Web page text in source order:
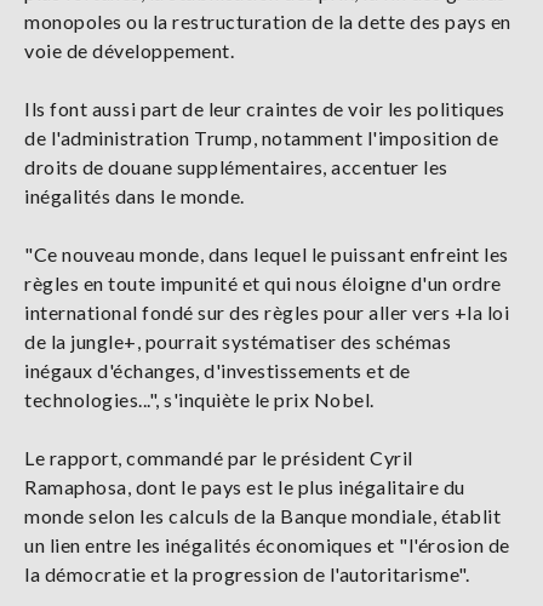
monopoles ou la restructuration de la dette des pays en
voie de développement.
Ils font aussi part de leur craintes de voir les politiques
de l'administration Trump, notamment l'imposition de
droits de douane supplémentaires, accentuer les
inégalités dans le monde.
"Ce nouveau monde, dans lequel le puissant enfreint les
règles en toute impunité et qui nous éloigne d'un ordre
international fondé sur des règles pour aller vers +la loi
de la jungle+, pourrait systématiser des schémas
inégaux d'échanges, d'investissements et de
technologies...", s'inquiète le prix Nobel.
Le rapport, commandé par le président Cyril
Ramaphosa, dont le pays est le plus inégalitaire du
monde selon les calculs de la Banque mondiale, établit
un lien entre les inégalités économiques et "l'érosion de
la démocratie et la progression de l'autoritarisme".